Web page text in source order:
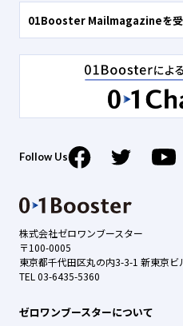
株式会社ゼロワンブースター
〒100-0005
東京都千代田区丸の内3-3-1 新東京ビ
TEL 03-6435-5360
ゼロワンブースターについて
01Booster Mailmagazineを受
Follow Us